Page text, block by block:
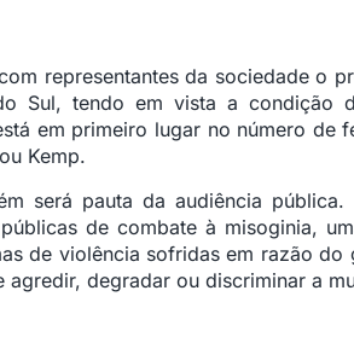
representantes da sociedade o
Sul, tendo em vista a condição
em primeiro lugar no número de
Kemp.
será pauta da audiência pública.
de combate à misoginia,
de violência sofridas em razão do
agredir, degradar ou discriminar a